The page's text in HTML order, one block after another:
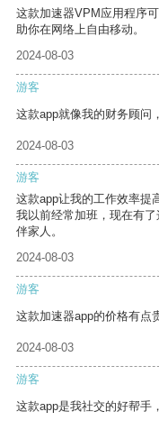
这款加速器VPM应用程序
助你在网络上自由移动。
2024-08-03
游客
这款app就像我的财务顾问
2024-08-03
游客
这款app让我的工作效率提
我以前经常加班，现在有
伴家人。
2024-08-03
游客
这款加速器app的价格有点
2024-08-03
游客
这款app是我社交的好帮手